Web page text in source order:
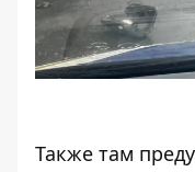
Также там